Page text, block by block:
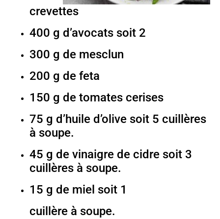
crevettes
400 g d’avocats soit 2
300 g de mesclun
200 g de feta
150 g de tomates cerises
75 g d’huile d’olive soit 5 cuillères
à soupe.
45 g de vinaigre de cidre soit 3
cuillères à soupe.
15 g de miel soit 1
cuillère à soupe.